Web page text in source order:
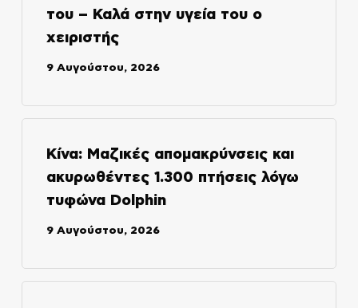
του – Καλά στην υγεία του ο
χειριστής
9 Αυγούστου, 2026
Κίνα: Μαζικές απομακρύνσεις και
ακυρωθέντες 1.300 πτήσεις λόγω
τυφώνα Dolphin
9 Αυγούστου, 2026